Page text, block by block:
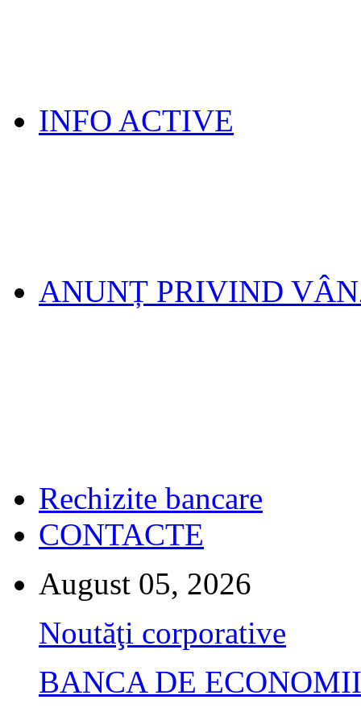
INFO ACTIVE
ANUNȚ PRIVIND
Rechizite bancare
CONTACTE
August 05, 2026
Noutăţi corporative
BANCA DE